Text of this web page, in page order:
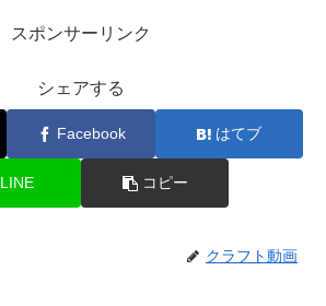
スポンサーリンク
シェアする
Facebook はてブ
LINE コピー
クラフト動画